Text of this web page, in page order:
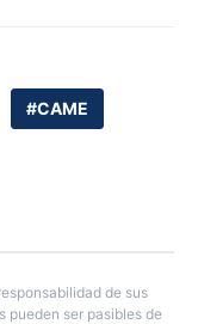
#CAME
de sus
pueden ser pasibles de